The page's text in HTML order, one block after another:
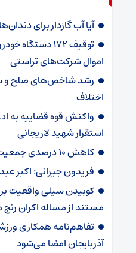
آیا آب گازدار برای
توقیف ۱۷۲
اموال شرکت‌های تراستی
رشد شاخص‌های صلح و
اختلاف
واکنش قوه قضاییه به
استقرار شهید لاریجانی
کاهش ۱۰ درصدی جمعیت کیفری زندان‌های بوشهر
فریدون جیرانی: اکبر
کوبیدن سیلی واقعیت
مستند از مساله اکران رنج
تفاهم‌نامه همکاری
آذربایجان امضا می‌شود